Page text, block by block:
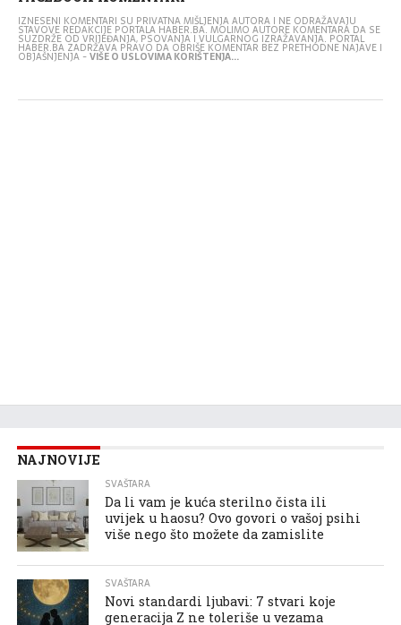
IZNESENI KOMENTARI SU PRIVATNA MIŠLJENJA AUTORA I NE ODRAŽAVAJU
STAVOVE REDAKCIJE PORTALA HABER.BA. MOLIMO AUTORE KOMENTARA DA SE
SUZDRŽE OD VRIJEĐANJA, PSOVANJA I VULGARNOG IZRAŽAVANJA. PORTAL
HABER.BA ZADRŽAVA PRAVO DA OBRIŠE KOMENTAR BEZ PRETHODNE NAJAVE I
OBJAŠNJENJA -VIŠE O USLOVIMA KORIŠTENJA...
NAJNOVIJE
SVAŠTARA
Da li vam je kuća sterilno čista ili
uvijek u haosu? Ovo govori o vašoj psihi
više nego što možete da zamislite
SVAŠTARA
Novi standardi ljubavi: 7 stvari koje
generacija Z ne toleriše u vezama